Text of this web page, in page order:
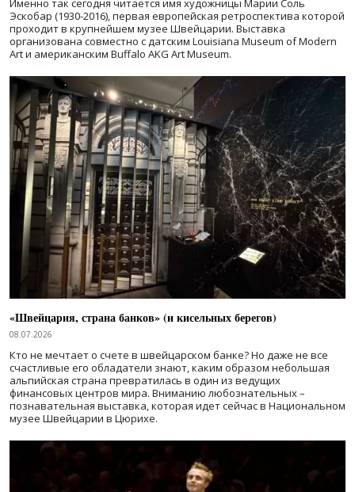
Именно так сегодня читается имя художницы Марии Соль
Эскобар (1930-2016), первая европейская ретроспектива которой
проходит в крупнейшем музее Швейцарии. Выставка
организована совместно с датским Louisiana Museum of Modern
Art и американским Buffalo AKG Art Museum.
«Швейцария, страна банков» (и кисельных берегов)
08.07.2026
Кто не мечтает о счете в швейцарском банке? Но даже не все
счастливые его обладатели знают, каким образом небольшая
альпийская страна превратилась в один из ведущих
финансовых центров мира. Вниманию любознательных –
познавательная выставка, которая идет сейчас в Национальном
музее Швейцарии в Цюрихе.